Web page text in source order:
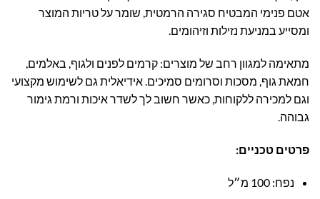
אטם פנימי המבטיח סגירה הרמטית, שומר על טריות המוצר
ומסייע במניעת נזילות וזיהומים.
מתאימה למגוון רחב של מוצרים: קרמים לפנים ולגוף, באלמים,
חמאת גוף, מסכות וסרומים סמיכים. אידיאלית גם לשימוש מקצועי
וגם למכירה ללקוחות, כאשר חשוב לך לשדר איכות ורמת גימור
גבוהה.
פרטים טכניים:
נפח: 100 מ״ל